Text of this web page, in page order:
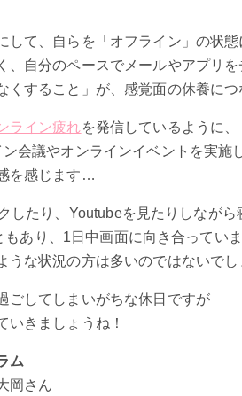
して、自らを「オフライン」の状態
、自分のペースでメールやアプリを
くすること」が、感覚面の休養につ
ライン疲れを発信しているように、
会議やオンラインイベントを実施
を感じます…
したり、Youtubeを見たりしながら
あり、1日中画面に向き合っていま
うな状況の方は多いのではないでし
ごしてしまいがちな休日ですが
いきましょうね！
ム
岡さん